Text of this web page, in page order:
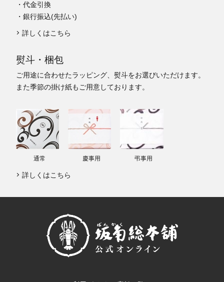
・代金引換
・銀行振込(先払い)
詳しくはこちら
熨斗・梱包
ご用途に合わせたラッピング、熨斗をお選びいただけます。
また季節の掛け紙もご用意しております。
通常 慶事用 弔事用
詳しくはこちら